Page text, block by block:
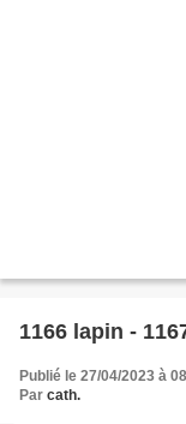
1166 lapin -
Publié le 27/04/2023 à
Par cath.